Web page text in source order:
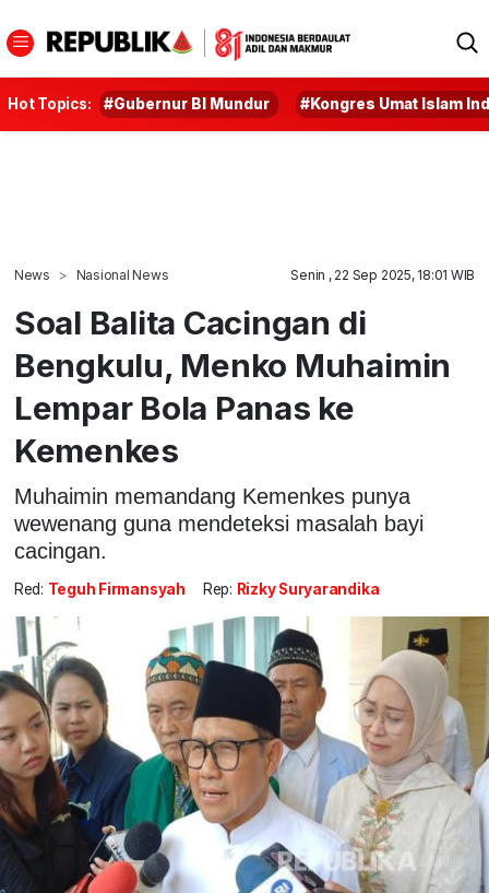
Hot Topics: #Gubernur BI Mundur #Kongres Umat Islam
News Nasional News Senin , 22 Sep 2025, 18:01 WIB
Soal Balita Cacingan di
Bengkulu, Menko Muhaimin
Lempar Bola Panas ke
Kemenkes
Muhaimin memandang Kemenkes punya
wewenang guna mendeteksi masalah bayi
cacingan.
Red: Teguh Firmansyah Rep: Rizky Suryarandika